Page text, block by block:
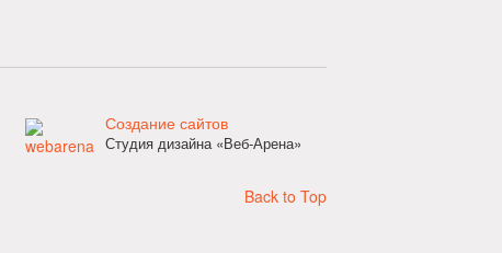
Создание сайтов
Студия дизайна «Веб-Арена»
Back to Top